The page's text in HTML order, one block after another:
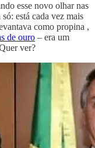
esse novo olhar nas
está cada vez mais
como propina ,
de ouro – era um
ver?